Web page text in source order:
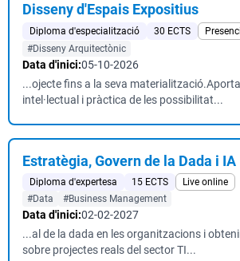
Disseny d'Espais Expositius
Diploma d'especialització 30 ECTS
#Disseny Arquitectònic
Data d'inici:05-10-2026
...ojecte fins a la seva
intel·lectual i pràctica de les possibilitat...
Estratègia, Govern de la Dada i IA
Diploma d'expertesa 15 ECTS
Live online
#Data
#Business Management
Data d'inici:02-02-2027
...al de la dada en les organitzacions i
sobre projectes reals del sector TI...